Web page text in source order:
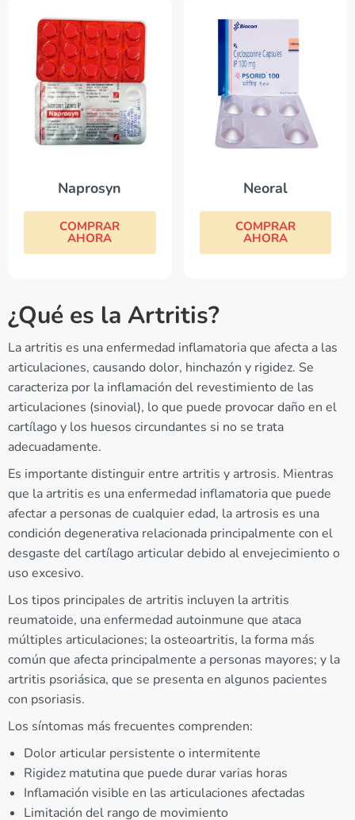
Naprosyn
COMPRAR
AHORA
Neoral
COMPRAR
AHORA
¿Qué es la Artritis?
La artritis es una enfermedad inflamatoria que afecta a las
articulaciones, causando dolor, hinchazón y rigidez. Se
caracteriza por la inflamación del revestimiento de las
articulaciones (sinovial), lo que puede provocar daño en el
cartílago y los huesos circundantes si no se trata
adecuadamente.
Es importante distinguir entre artritis y artrosis. Mientras
que la artritis es una enfermedad inflamatoria que puede
afectar a personas de cualquier edad, la artrosis es una
condición degenerativa relacionada principalmente con el
desgaste del cartílago articular debido al envejecimiento o
uso excesivo.
Los tipos principales de artritis incluyen la artritis
reumatoide, una enfermedad autoinmune que ataca
múltiples articulaciones; la osteoartritis, la forma más
común que afecta principalmente a personas mayores; y la
artritis psoriásica, que se presenta en algunos pacientes
con psoriasis.
Los síntomas más frecuentes comprenden:
Dolor articular persistente o intermitente
Rigidez matutina que puede durar varias horas
Inflamación visible en las articulaciones afectadas
Limitación del rango de movimiento